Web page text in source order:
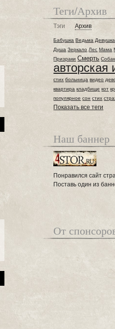
Теги/Архив
Тэги Архив
Бабушка Ведьма Девушка
Душа Зеркало Лес Мама
Призраки Смерть
авторская
стих больница видео
квартира кладбище кот
популярное сон стих
Показать все теги
Наш баннер
Понравился сайт
Поставь один из
От